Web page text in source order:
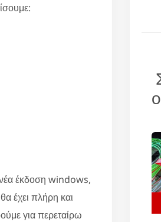
έκδοση windows,
έχει πλήρη και
για περεταίρω